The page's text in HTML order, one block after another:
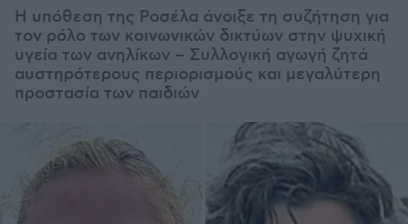
Η υπόθεση της Ροσέλα άνοιξε τη συζήτηση για
τον ρόλο των κοινωνικών δικτύων στην ψυχική
υγεία των ανηλίκων – Συλλογική αγωγή ζητά
αυστηρότερους περιορισμούς και μεγαλύτερη
προστασία των παιδιών